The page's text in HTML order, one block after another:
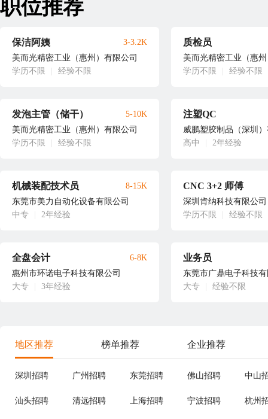
职位推荐
保洁阿姨
美而光精密工业（惠州）有限公司
学历不限
经验不限
3-3.2K 质检员
美而光精密工业（惠
学历不限
经验不限
发泡主管（储干）
美而光精密工业（惠州）有限公司
学历不限
经验不限
5-10K 注塑QC
威鹏塑胶制品（深圳
高中
2年经验
机械装配技术员
东莞市美力自动化设备有限公司
中专
2年经验
8-15K CNC 3+2 师傅
深圳肯纳科技有限公司
学历不限
经验不限
全盘会计
惠州市环诺电子科技有限公司
大专
3年经验
6-8K 业务员
东莞市广鼎电子科技
大专
经验不限
地区推荐 榜单推荐 企业推荐
深圳招聘 广州招聘 东莞招聘 佛山招聘 中山
汕头招聘 清远招聘 上海招聘 宁波招聘 杭州